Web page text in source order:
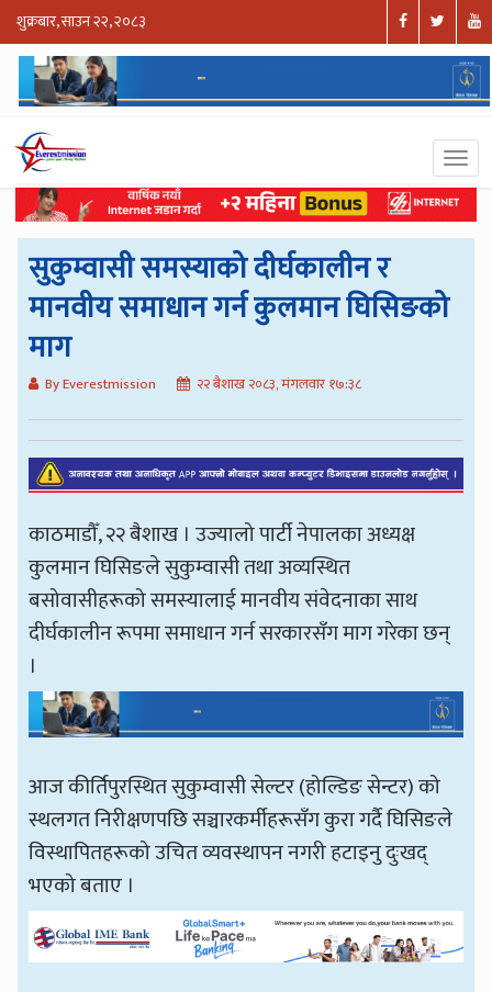
शुक्रबार, साउन २२, २०८३
सुकुम्वासी समस्याको दीर्घकालीन र
मानवीय समाधान गर्न कुलमान घिसिङको
माग
By Everestmission २२ बैशाख २०८३, मंगलवार १७:३८
काठमाडौँ, २२ बैशाख । उज्यालो पार्टी नेपालका अध्यक्ष
कुलमान घिसिङले सुकुम्वासी तथा अव्यस्थित
बसोवासीहरूको समस्यालाई मानवीय संवेदनाका साथ
दीर्घकालीन रूपमा समाधान गर्न सरकारसँग माग गरेका छन्
।
आज कीर्तिपुरस्थित सुकुम्वासी सेल्टर (होल्डिङ सेन्टर) को
स्थलगत निरीक्षणपछि सञ्चारकर्मीहरूसँग कुरा गर्दै घिसिङले
विस्थापितहरूको उचित व्यवस्थापन नगरी हटाइनु दुःखद्
भएको बताए ।